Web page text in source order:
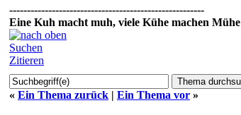
-------------------------------------------------------
Eine Kuh macht muh, viele Kühe machen Mühe
Suchen
Zitieren
« Ein Thema zurück | Ein Thema vor »